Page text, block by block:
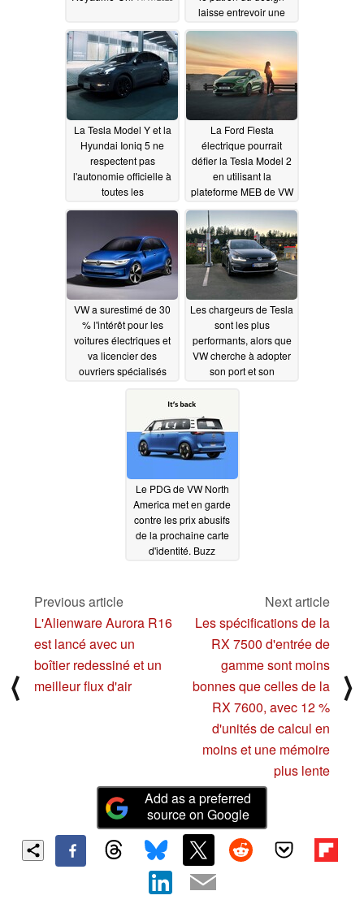
laisse entrevoir une
future voiture
électrique R dotée
d'une transmission
intégrale de haute
performance09/10/2023
La Tesla Model Y et la
Hyundai Ioniq 5 ne
respectent pas
l'autonomie officielle à
toutes les
températures, tandis
Ford Mustang Mach-E
s'en sortent bien en été
08/02/2023
La Ford Fiesta
électrique pourrait
défier la Tesla Model 2
en utilisant la
plateforme MEB de VW
07/15/2023
VW a surestimé de 30
% l'intérêt pour les
voitures électriques et
va licencier des
ouvriers spécialisés
électriques en raison
de la baisse du prix de
07/05/2023
Les chargeurs de Tesla
sont les plus
performants, alors que
VW cherche à adopter
son port et son
Le PDG de VW North
America met en garde
contre les prix abusifs
de la prochaine carte
d'identité. Buzz
⟨
Previous article
L'Alienware Aurora R16
est lancé avec un
boîtier redessiné et un
meilleur flux d'air
Next article
Les spécifications de la
RX 7500 d'entrée de
gamme sont moins
bonnes que celles de la
RX 7600, avec 12 %
d'unités de calcul en
moins et une mémoire
plus lente
⟩
Add as a preferred
source on Google